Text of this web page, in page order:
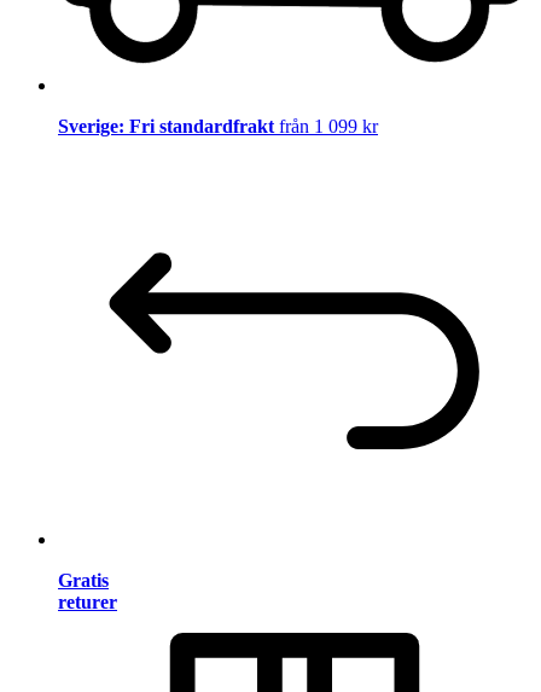
Sverige: Fri standardfrakt från 1 099 kr
Gratis
returer